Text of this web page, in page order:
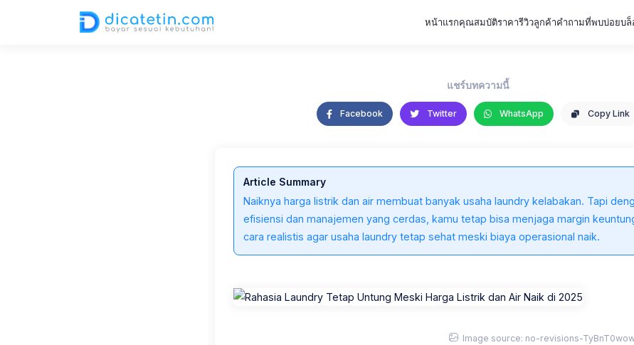
หน้าแรกคุณสมบัติราคารีวิวลูกค้าคำถามที่พบบ่อยบล็
30 Jun 2025 3,562 views
แชร์บทความนี้
Facebook Twitter WhatsApp Copy Link
Article Summary
Naiknya harga listrik dan air membuat banyak usaha laundry kelabakan. Tapi
efisiensi dan manajemen yang cerdas, kamu tetap bisa menjaga margin
cara realistis agar usaha laundry tetap sehat meski biaya operasional naik.
Image source: no-revisions-